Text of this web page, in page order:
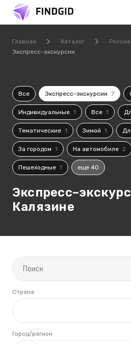
Главная Каталог Россия
Экспресс-экскурсии
Все Экспресс-экскурсии 7
Индивидуальные 1 Все 1
Тематические 1 Зимой 1
За городом 1 На автомобиле 2
Пешеходные 1 еще 40
Калязине
Страна
Город/регион